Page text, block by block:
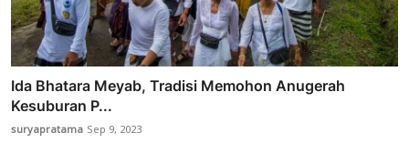
Ida Bhatara Meyab, Tradisi Memohon Anugerah
Kesuburan P...
suryapratama Sep 9, 2023